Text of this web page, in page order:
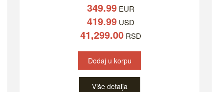
349.99 EUR
419.99 USD
41,299.00 RSD
Dodaj u korpu
Više detalja